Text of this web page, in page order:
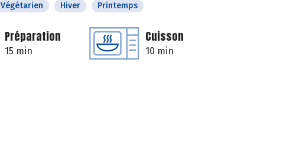
Végétarien Hiver Printemps
Préparation
15 min
Cuisson
10 min